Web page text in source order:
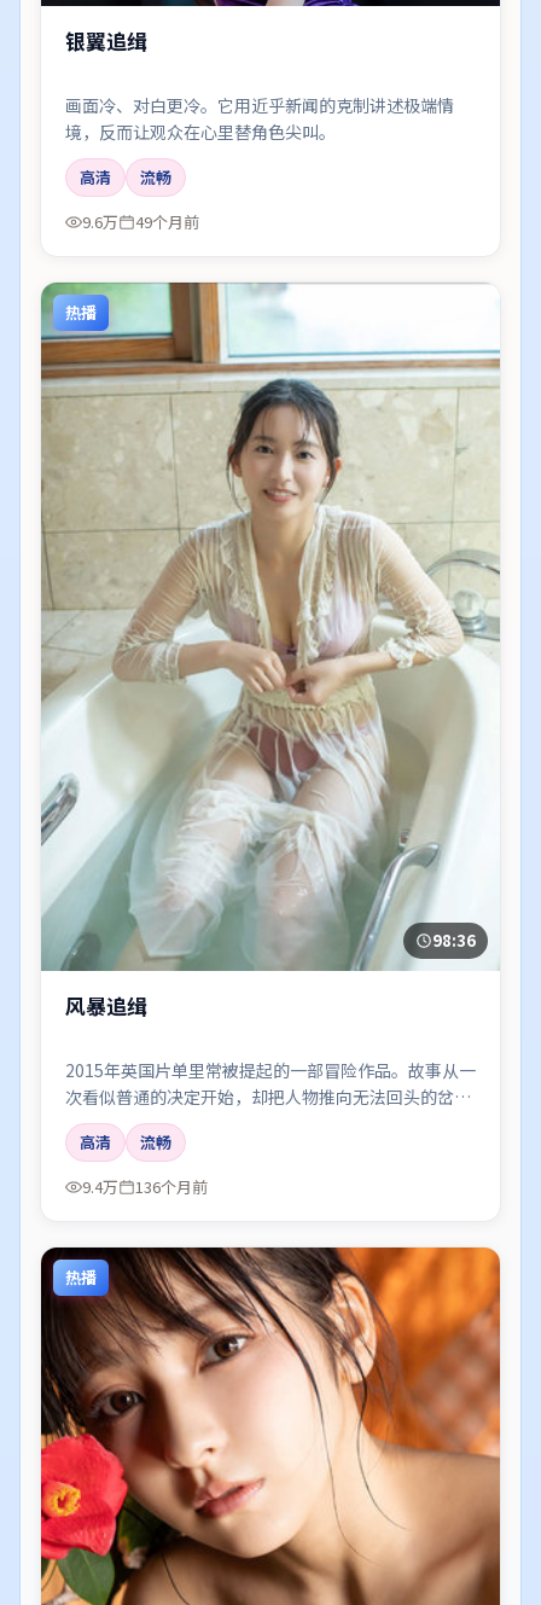
银翼追缉
画面冷、对白更冷。它用近乎新闻的克制讲述极端情
境，反而让观众在心里替角色尖叫。
高清
流畅
9.6万
49个月前
热播
98:36
风暴追缉
2015年英国片单里常被提起的一部冒险作品。故事从一
次看似普通的决定开始，却把人物推向无法回头的岔
路；剪辑利落，情绪像潮水一样有涨有落。
高清
流畅
9.4万
136个月前
热播